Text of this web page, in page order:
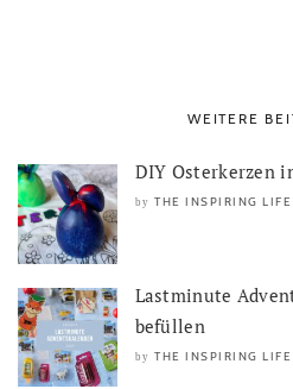
WEITERE
DIY Osterkerzen
by THE INSPIRING LIFE
Lastminute
befüllen
by THE INSPIRING LIFE